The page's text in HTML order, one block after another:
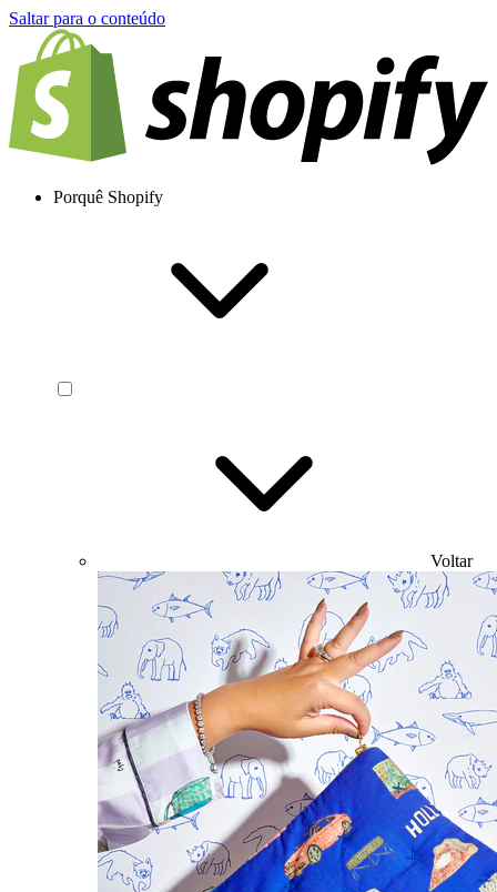
Saltar para o conteúdo
Porquê Shopify
Voltar